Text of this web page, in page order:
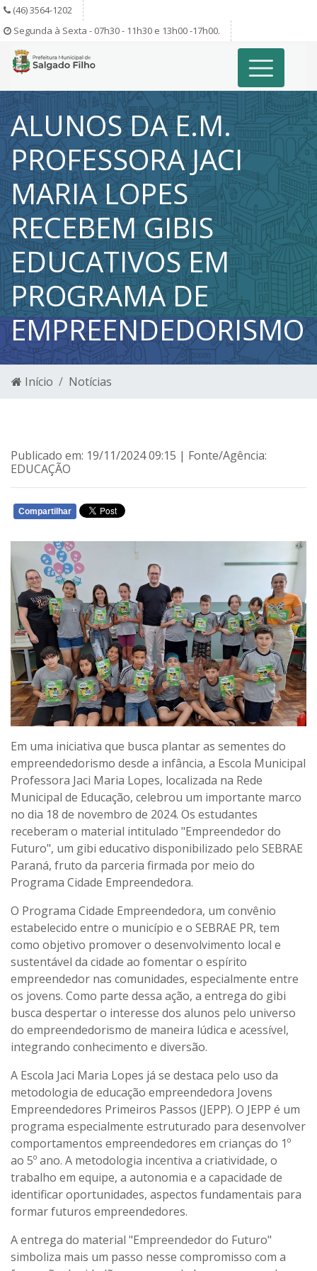
(46) 3564-1202
Segunda à Sexta - 07h30 - 11h30 e 13h00 -17h00.
ALUNOS DA E.M.
PROFESSORA JACI
MARIA LOPES
RECEBEM GIBIS
EDUCATIVOS EM
PROGRAMA DE
EMPREENDEDORISMO
Início Notícias
Publicado em: 19/11/2024 09:15 | Fonte/Agência:
EDUCAÇÃO
Compartilhar
Em uma iniciativa que busca plantar as sementes do
empreendedorismo desde a infância, a Escola Municipal
Professora Jaci Maria Lopes, localizada na Rede
Municipal de Educação, celebrou um importante marco
no dia 18 de novembro de 2024. Os estudantes
receberam o material intitulado "Empreendedor do
Futuro", um gibi educativo disponibilizado pelo SEBRAE
Paraná, fruto da parceria firmada por meio do
Programa Cidade Empreendedora.
O Programa Cidade Empreendedora, um convênio
estabelecido entre o município e o SEBRAE PR, tem
como objetivo promover o desenvolvimento local e
sustentável da cidade ao fomentar o espírito
empreendedor nas comunidades, especialmente entre
os jovens. Como parte dessa ação, a entrega do gibi
busca despertar o interesse dos alunos pelo universo
do empreendedorismo de maneira lúdica e acessível,
integrando conhecimento e diversão.
A Escola Jaci Maria Lopes já se destaca pelo uso da
metodologia de educação empreendedora Jovens
Empreendedores Primeiros Passos (JEPP). O JEPP é um
programa especialmente estruturado para desenvolver
comportamentos empreendedores em crianças do 1º
ao 5º ano. A metodologia incentiva a criatividade, o
trabalho em equipe, a autonomia e a capacidade de
identificar oportunidades, aspectos fundamentais para
formar futuros empreendedores.
A entrega do material "Empreendedor do Futuro"
simboliza mais um passo nesse compromisso com a